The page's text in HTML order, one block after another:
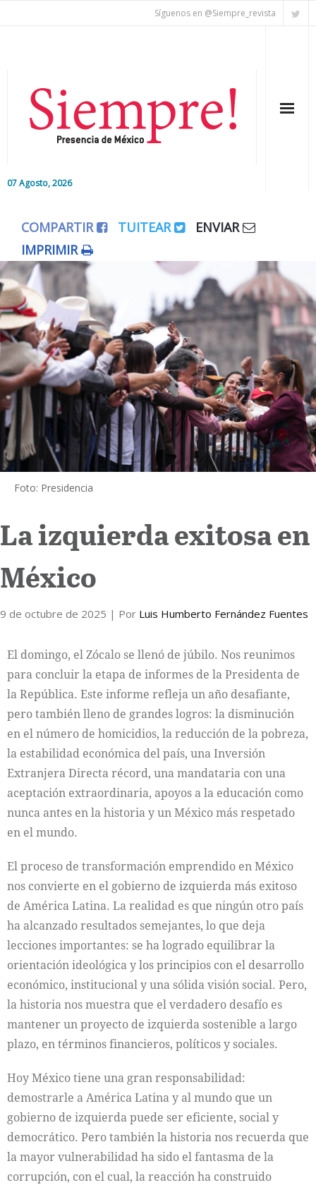
Síguenos en @Siempre_revista
07 Agosto, 2026
Editorial
Nacional
Colaboradores
Internacional
Cultura
COMPARTIR TUITEAR
ENVIAR
IMPRIMIR
Foto: Presidencia
La izquierda exitosa en
México
9 de octubre de 2025 | Por Luis Humberto Fernández Fuentes
El domingo, el Zócalo se llenó de júbilo. Nos reunimos
para concluir la etapa de informes de la Presidenta de
la República. Este informe refleja un año desafiante,
pero también lleno de grandes logros: la disminución
en el número de homicidios, la reducción de la pobreza,
la estabilidad económica del país, una Inversión
Extranjera Directa récord, una mandataria con una
aceptación extraordinaria, apoyos a la educación como
nunca antes en la historia y un México más respetado
en el mundo.
El proceso de transformación emprendido en México
nos convierte en el gobierno de izquierda más exitoso
de América Latina. La realidad es que ningún otro país
ha alcanzado resultados semejantes, lo que deja
lecciones importantes: se ha logrado equilibrar la
orientación ideológica y los principios con el desarrollo
económico, institucional y una sólida visión social. Pero,
la historia nos muestra que el verdadero desafío es
mantener un proyecto de izquierda sostenible a largo
plazo, en términos financieros, políticos y sociales.
Hoy México tiene una gran responsabilidad:
demostrarle a América Latina y al mundo que un
gobierno de izquierda puede ser eficiente, social y
democrático. Pero también la historia nos recuerda que
la mayor vulnerabilidad ha sido el fantasma de la
corrupción, con el cual, la reacción ha construido